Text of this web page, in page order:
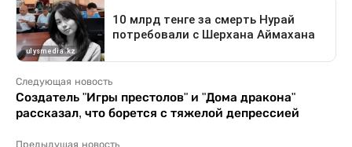
Следующая новость
Создатель "Игры престолов" и "Дома дракона"
рассказал, что борется с тяжелой депрессией
Предыдущая новость